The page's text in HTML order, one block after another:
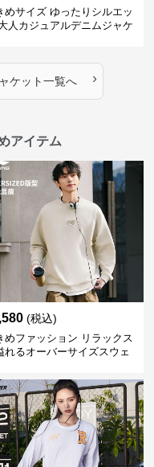
めサイズ ゆったりシルエッ
人カジュアルデニムジャケ
ケット一覧へ ›
アイテム
(税込)
めファッション リラックス
れるオーバーサイズスウェ